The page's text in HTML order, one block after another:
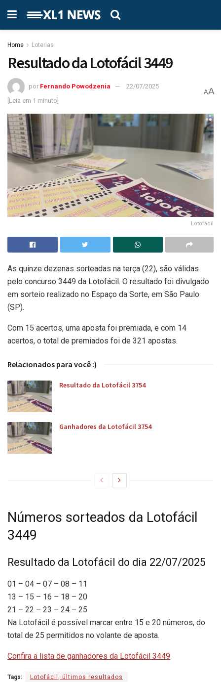
Home Loterias
Resultado da Lotofácil 3449
por Fernando Powodzenia
22/07/2025
[Leia em 1 minuto]
AA
Lotofácil
As quinze dezenas sorteadas na terça (22), são válidas
pelo concurso 3449 da Lotofácil. O resultado foi divulgado
em sorteio realizado no Espaço da Sorte, em São Paulo
(SP).
Com 15 acertos, uma aposta foi premiada, e com 14
acertos, o total de premiados foi de 321 apostas.
Relacionados para você :)
Resultado da Lotofácil 3754
Ganhadores da Lotofácil 3754
Números sorteados da Lotofácil
3449
Resultado da Lotofácil do dia 22/07/2025
01 – 04 – 07 – 08 – 11
13 – 15 – 16 – 18 – 20
21 – 22 – 23 – 24 – 25
Na Lotofácil é possível marcar entre 15 e 20 números, do
total de 25 permitidos no volante de aposta.
Confira a lista de ganhadores da Lotofácil 3449
Tags: Lotofácil, últimos resultados